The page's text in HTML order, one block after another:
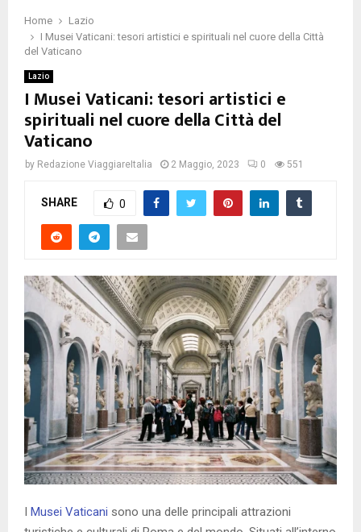
Home
Lazio
I Musei Vaticani: tesori artistici e spirituali nel cuore della Città
del Vaticano
Lazio
I Musei Vaticani: tesori artistici e
spirituali nel cuore della Città del
Vaticano
by Redazione ViaggiareItalia 2 Maggio, 2023 0 551
SHARE 0
I Musei Vaticani sono una delle principali attrazioni